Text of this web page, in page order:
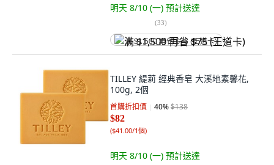
明天 8/10 (一) 預計送達
(33)
满 $1,500 再省 $75 (王道卡)
TILLEY 緹莉 經典香皂 大溪地素馨花,
100g, 2個
首購折扣價 40%$138
$82
($41.00/1個)
明天 8/10 (一) 預計送達